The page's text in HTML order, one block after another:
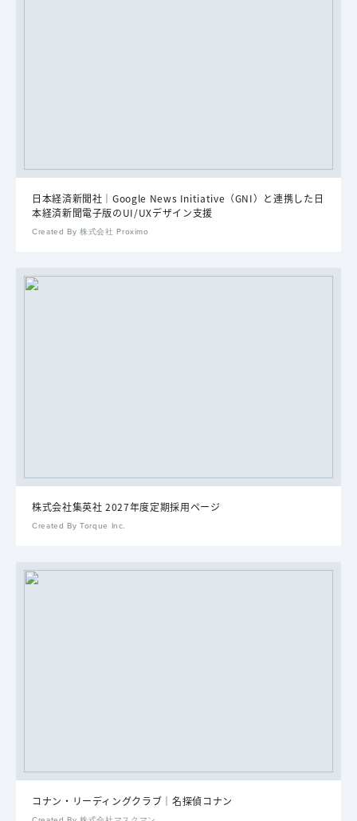
日本経済新聞社｜Google News Initiative（GNI）と連携した日
本経済新聞電子版のUI/UXデザイン支援
Created By 株式会社 Proximo
株式会社集英社 2027年度定期採用ページ
Created By Torque Inc.
コナン・リーディングクラブ｜名探偵コナン